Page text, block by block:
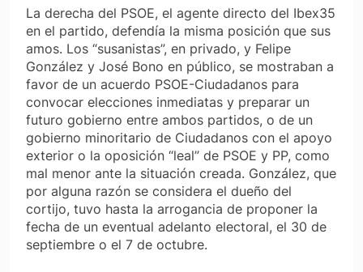
La derecha del PSOE, el agente directo del Ibex35
en el partido, defendía la misma posición que sus
amos. Los “susanistas”, en privado, y Felipe
González y José Bono en público, se mostraban a
favor de un acuerdo PSOE-Ciudadanos para
convocar elecciones inmediatas y preparar un
futuro gobierno entre ambos partidos, o de un
gobierno minoritario de Ciudadanos con el apoyo
exterior o la oposición “leal” de PSOE y PP, como
mal menor ante la situación creada. González, que
por alguna razón se considera el dueño del
cortijo, tuvo hasta la arrogancia de proponer la
fecha de un eventual adelanto electoral, el 30 de
septiembre o el 7 de octubre.